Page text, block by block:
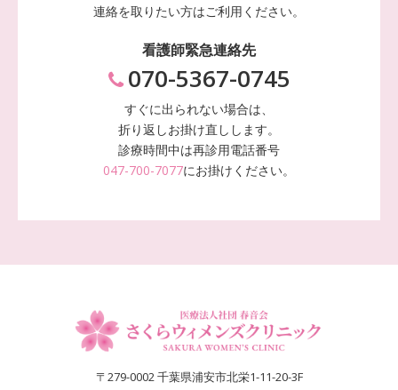
連絡を取りたい方はご利用ください。
看護師緊急連絡先
070-5367-0745
すぐに出られない場合は、
折り返しお掛け直しします。
診療時間中は再診用電話番号
047-700-7077にお掛けください。
〒279-0002 千葉県浦安市北栄1-11-20-3F